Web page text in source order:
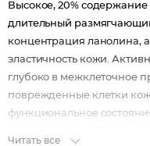
Высокое, 20%
длительный
концентрация ланолина,
эластичность кожи.
глубоко в межклеточное
поврежденные клетки
функциональное
Читать все